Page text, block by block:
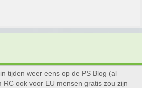
tijden weer eens op de PS Blog (al
RC ook voor EU mensen gratis zou zijn